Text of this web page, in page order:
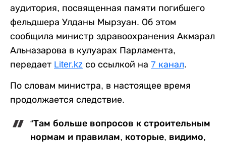
аудитория, посвященная памяти погибшего
фельдшера Улданы Мырзуан. Об этом
сообщила министр здравоохранения Акмарал
Альназарова в кулуарах Парламента,
передает Liter.kz со ссылкой на 7 канал.
По словам министра, в настоящее время
продолжается следствие.
“Там больше вопросов к строительным
нормам и правилам, которые, видимо,